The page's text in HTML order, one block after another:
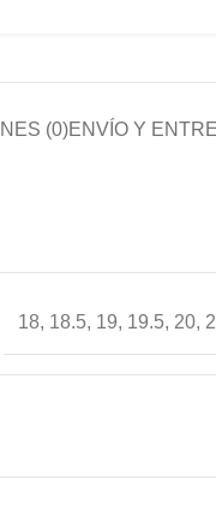
(0)ENVÍO Y
18, 18.5, 19, 19.5, 20,